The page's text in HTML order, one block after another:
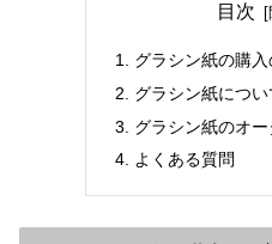
目次
グラシン紙の購
グラシン紙につい
グラシン紙のオ
よくある質問